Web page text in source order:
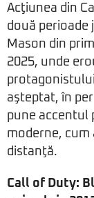
Acţiunea din
două perioade
Mason din
2025, unde
protagonistului
aşteptat, în
pune accentul
moderne, cum
distanţă.
Call of Duty: